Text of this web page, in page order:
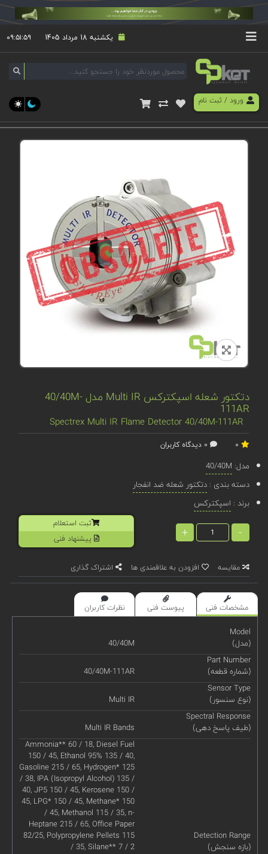
یکشنبه 18 مرداد 1405 ۰۹:۵۱:۵۹
ورود/ ثبت نام
دتکتور شعله اسپکترکس Multi IR مدل 40/40M-
111AR
Spectrex Multi IR Flame Detector 40/40M-111AR
مدل: 40/40M
دسته بندی :دتکتور شعله ضد انفجار
برند : اسپکترکس
-
+
ثبت استعلام
پیشنهاد فنی
مقایسه افزودن به علاقمندی ها اشتراک گذاری
مشخصات فنی پیوست فنی نظرات کاربران
Model
(مدل)
40/40M
Part Number
(شماره قطعه)
40/40M-111AR
Sensor Type
(نوع سنسور)
Multi IR
Spectral Response
(طیف پاسخ دهی)
Multi IR Bands
Detection Range
(بازه سنجش)
Ammonia** 60 / 18, Diesel Fuel
150 / 45, Ethanol 95% 135 / 40,
Gasoline 215 / 65, Hydrogen* 125
/ 38, IPA (Isopropyl Alcohol) 135 /
40, JP5 150 / 45, Kerosene 150 /
45, LPG* 150 / 45, Methane* 150
/ 45, Methanol 115 / 35, n-
Heptane 215 / 65, Office Paper
82/25, Polypropylene Pellets 115
/ 35, Silane** 7 / 2